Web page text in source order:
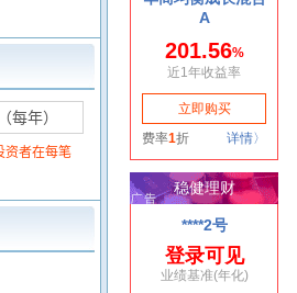
每年）
资者在每笔